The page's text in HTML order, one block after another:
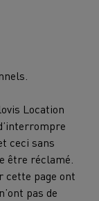
Location
ceci sans
être réclamé.
cette page ont
pas de